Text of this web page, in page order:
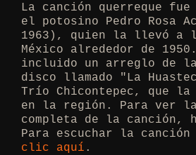
La canción querreque fue
el potosino Pedro Rosa
1963), quien la llevó a
México alrededor de
incluido un arreglo de
disco llamado "La
Trío Chicontepec, que la
en la región. Para ver
completa de la canción,
Para escuchar la canción
clic aquí .